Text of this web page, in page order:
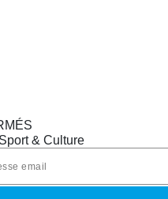
& Culture